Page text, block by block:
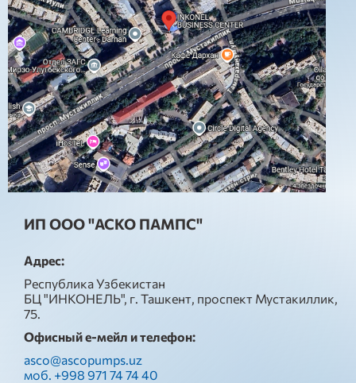
ИП ООО "АСКО ПАМПС"
Адрес:
Республика Узбекистан
БЦ "ИНКОНЕЛЬ", г. Ташкент, проспект Мустакиллик,
75.
Офисный е-мейл и телефон:
asco@ascopumps.uz
моб. +998 971 74 74 40